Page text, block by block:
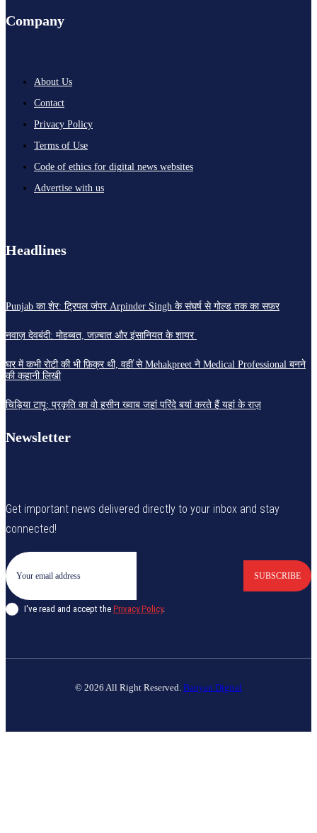
Company
About Us
Contact
Privacy Policy
Terms of Use
Code of ethics for digital news websites
Advertise with us
Headlines
Punjab का शेर: ट्रिपल जंपर Arpinder Singh के संघर्ष से गोल्ड तक का सफ़र
नवाज़ देवबंदी: मोहब्बत, जज़्बात और इंसानियत के शायर
घर में कभी रोटी की भी फ़िक्र थी, वहीं से Mehakpreet ने Medical Professional बनने
की कहानी लिखी
चिड़िया टापू: प्रकृति का वो हसीन ख्वाब जहां परिंदे बयां करते हैं यहां के राज़
Newsletter
Get important news delivered directly to your inbox and stay
connected!
SUBSCRIBE
I've read and accept the Privacy Policy.
© 2026 All Right Reserved. Banyan Digital